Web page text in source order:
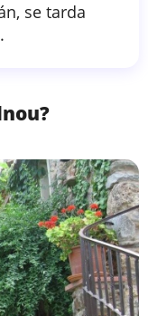
se tarda